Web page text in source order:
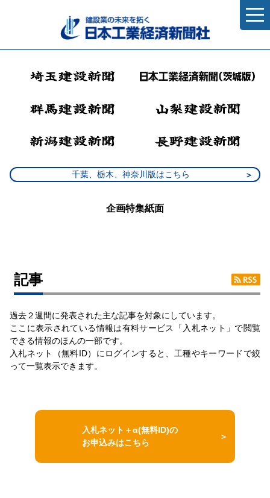
千葉、栃木、神奈川版はこちら
企画特集紙面
記事
過去２週間に発表された主な記事を対象にしています。
ここに表示されている情報は有料サービス「入札ネット」で閲覧
できる情報のほんの一部です。
入札ネット（無料ID）にログインすると、工種やキーワードで絞
って一覧表示できます。
入札ネット＋α(無料ID)の
お申込みはこちら